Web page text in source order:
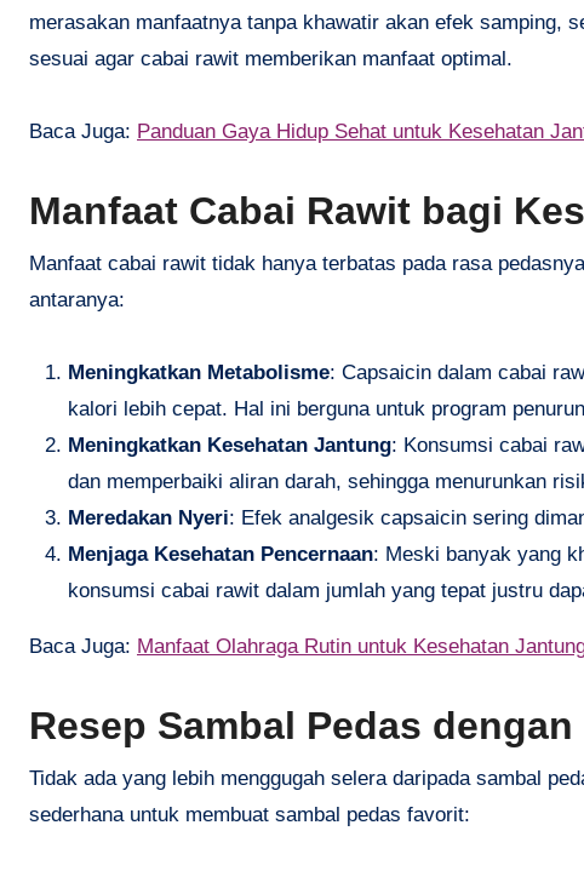
merasakan manfaatnya tanpa khawatir akan efek samping,
sesuai agar cabai rawit memberikan manfaat optimal.
Baca Juga: Panduan Gaya Hidup Sehat untuk Kesehatan
Manfaat Cabai Rawit bagi
Manfaat cabai rawit tidak hanya terbatas pada rasa
antaranya:
Meningkatkan Metabolisme: Capsaicin dalam cabai
kalori lebih cepat. Hal ini berguna untuk program
Meningkatkan Kesehatan Jantung: Konsumsi cabai
dan memperbaiki aliran darah, sehingga menurunkan
Meredakan Nyeri: Efek analgesik capsaicin sering
Menjaga Kesehatan Pencernaan: Meski banyak yang
konsumsi cabai rawit dalam jumlah yang tepat justru
Baca Juga: Manfaat Olahraga Rutin untuk Kesehatan
Resep Sambal Pedas
Tidak ada yang lebih menggugah selera daripada sambal
sederhana untuk membuat sambal pedas favorit: